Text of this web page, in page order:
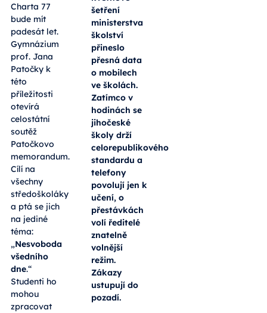
Charta 77
bude mít
padesát let.
Gymnázium
prof. Jana
Patočky k
této
příležitosti
otevírá
celostátní
soutěž
Patočkovo
memorandum.
Cílí na
všechny
středoškoláky
a ptá se jich
na jediné
téma:
„Nesvoboda
všedního
dne.“
Studenti ho
mohou
zpracovat
šetření
ministerstva
školství
přineslo
přesná data
o mobilech
ve školách.
Zatímco v
hodinách se
jihočeské
školy drží
celorepublikového
standardu a
telefony
povolují jen k
učení, o
přestávkách
volí ředitelé
znatelně
volnější
režim.
Zákazy
ustupují do
pozadí.